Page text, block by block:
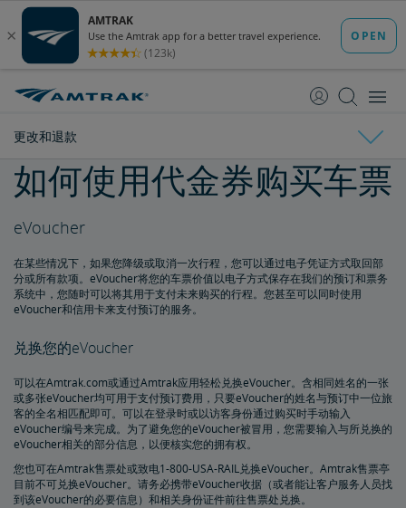
至
至
更改和退款
车票预订
购买车票
车票指南
订票限制
无人陪伴的未成年人
重复和不可能的预订
关于日程安排和时刻表
更改和退款
退款和取消
eVoucher
如何使用礼券
如何使用代金券购买车票
eVoucher
在某些情况下，如果您降级或取消一次行程，您可以通过电子凭证方式取回部
分或所有款项。eVoucher将您的车票价值以电子方式保存在我们的预订和票务
系统中，您随时可以将其用于支付未来购买的行程。您甚至可以同时使用
eVoucher和信用卡来支付预订的服务。
兑换您的eVoucher
可以在Amtrak.com或通过Amtrak应用轻松兑换eVoucher。含相同姓名的一张
或多张eVoucher均可用于支付预订费用，只要eVoucher的姓名与预订中一位旅
客的全名相匹配即可。可以在登录时或以访客身份通过购买时手动输入
eVoucher编号来完成。为了避免您的eVoucher被冒用，您需要输入与所兑换的
eVoucher相关的部分信息，以便核实您的拥有权。
您也可在Amtrak售票处或致电1-800-USA-RAIL兑换eVoucher。Amtrak售票亭
目前不可兑换eVoucher。请务必携带eVoucher收据（或者能让客户服务人员找
到该eVoucher的必要信息）和相关身份证件前往售票处兑换。